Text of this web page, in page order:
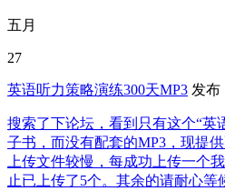
五月
27
英语听力策略演练300天MP3 发布
搜索了下论坛，看到只有这个“英
子书，而没有配套的MP3，现提
上传文件较慢，每成功上传一个
止已上传了5个。其余的请耐心